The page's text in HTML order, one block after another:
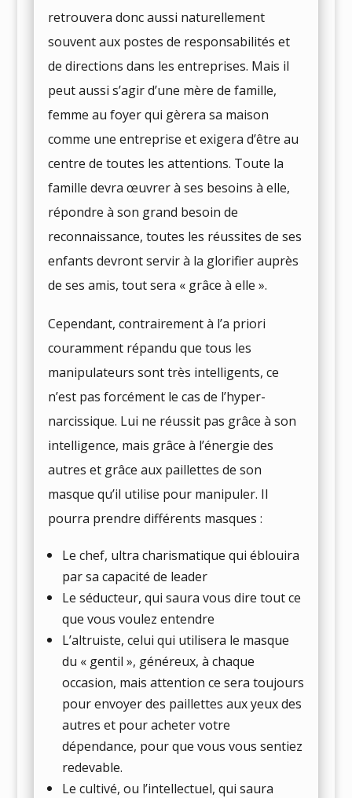
retrouvera donc aussi naturellement
souvent aux postes de responsabilités et
de directions dans les entreprises. Mais il
peut aussi s’agir d’une mère de famille,
femme au foyer qui gèrera sa maison
comme une entreprise et exigera d’être au
centre de toutes les attentions. Toute la
famille devra œuvrer à ses besoins à elle,
répondre à son grand besoin de
reconnaissance, toutes les réussites de ses
enfants devront servir à la glorifier auprès
de ses amis, tout sera « grâce à elle ».
Cependant, contrairement à l’a priori
couramment répandu que tous les
manipulateurs sont très intelligents, ce
n’est pas forcément le cas de l’hyper-
narcissique. Lui ne réussit pas grâce à son
intelligence, mais grâce à l’énergie des
autres et grâce aux paillettes de son
masque qu’il utilise pour manipuler. Il
pourra prendre différents masques :
Le chef, ultra charismatique qui éblouira
par sa capacité de leader
Le séducteur, qui saura vous dire tout ce
que vous voulez entendre
L’altruiste, celui qui utilisera le masque
du « gentil », généreux, à chaque
occasion, mais attention ce sera toujours
pour envoyer des paillettes aux yeux des
autres et pour acheter votre
dépendance, pour que vous vous sentiez
redevable.
Le cultivé, ou l’intellectuel, qui saura